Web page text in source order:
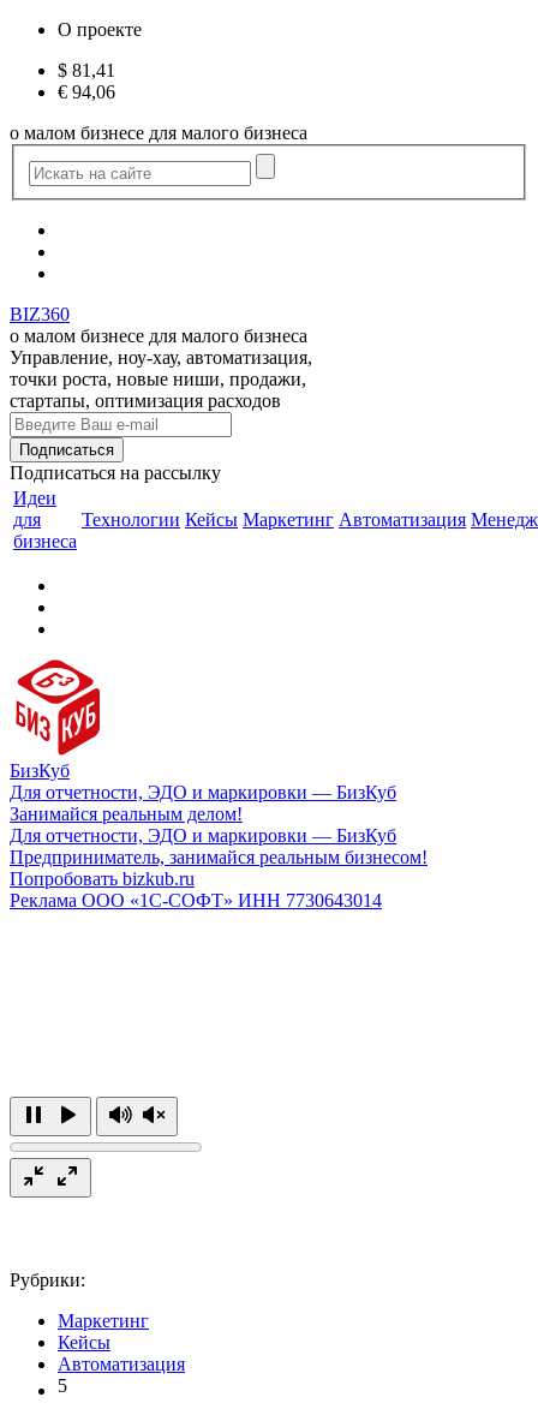
О проекте
$ 81,41
€ 94,06
о малом бизнесе для малого бизнеса
BIZ360
о малом бизнесе для малого бизнеса
Управление, ноу-хау, автоматизация,
точки роста, новые ниши, продажи,
стартапы, оптимизация расходов
Подписаться на рассылку
Идеи
для
бизнеса
Технологии Кейсы Маркетинг Автоматизация
БизКуб
Для отчетности, ЭДО и маркировки — БизКуб
Занимайся реальным делом!
Для отчетности, ЭДО и маркировки — БизКуб
Предприниматель, занимайся реальным бизнесом!
Попробовать bizkub.ru
Реклама ООО «1С-СОФТ» ИНН 7730643014
Рубрики:
Маркетинг
Кейсы
Автоматизация
5